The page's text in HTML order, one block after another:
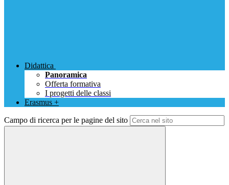
Didattica
Panoramica
Offerta formativa
I progetti delle classi
Erasmus +
Campo di ricerca per le pagine del sito